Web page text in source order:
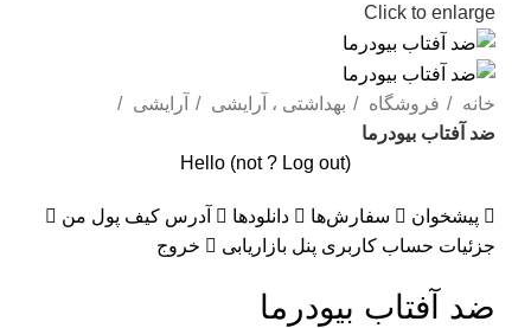
Click to enlarge
خانه فروشگاه بهداشتی ، آرایشی
آرایشی
ضد آفتاب بیودرما
Hello (not? Log out)
پیشخوان سفارش‌ها دانلودها آدرس کیف پول من
جزئیات حساب کاربری پنل بازاریابی خروج
ضد آفتاب بیودرما